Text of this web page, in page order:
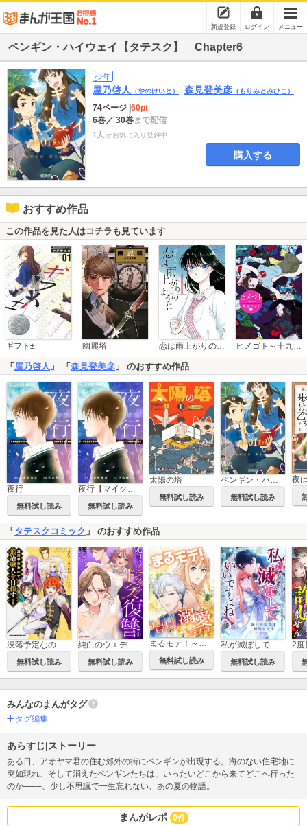
新規登録 ログイン メニュー
ペンギン・ハイウェイ【タテスク】 Chapter6
少年
屋乃啓人 （やのけいと） 森見登美彦 （もりみとみひこ）
74ページ 60pt
6巻／ 30巻まで配信
1人 がお気に入り登録中
購入する
おすすめ作品
この作品を見た人はコチラも見ています
ギフト± 幽麗塔 ヒメゴト～十九歳の制服～
「 屋乃啓人 」 「 森見登美彦 」 のおすすめ作品
夜行
無料試し読み
夜行【マイクロ】
無料試し読み
太陽の塔
無料試し読み 無料試し読み
「 タテスクコミック 」 のおすすめ作品
無料試し読み
純白のウエディングドレスで復讐を【タテスク】
無料試し読み 無料試し読み
私が滅ぼしていいですよね 純白の聖女は復讐を誓う【タテスク】
無料試し読み
みんなのまんがタグ
タグ編集
あらすじ|ストーリー
ある日、アオヤマ君の住む郊外の街にペンギンが出現する。海のない住宅地に
突如現れ、そして消えたペンギンたちは、いったいどこから来てどこへ行った
のか───、少し不思議で一生忘れない、あの夏の物語。
まんがレポ 0件